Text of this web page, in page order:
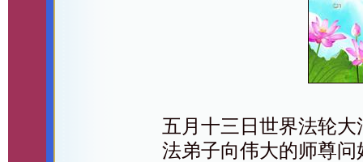
五月十三日世界法轮
法弟子向伟大的师尊